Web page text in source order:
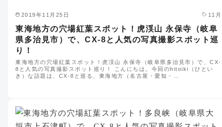
2019年11月25日 11月
東海地方の穴場紅葉スポット！虎渓山 永保寺（岐阜
県多治見市）で、CX-8と人気の写真撮影スポット巡
り！
東海地方の穴場紅葉スポット！虎渓山 永保寺（岐阜県多治見市）で、CX-
8と人気の写真撮影スポット巡り！ こんにちは。今回のhitoiki（ひとい
き）な話題は、CX-8と巡る、東海地方（名古屋・愛知・…